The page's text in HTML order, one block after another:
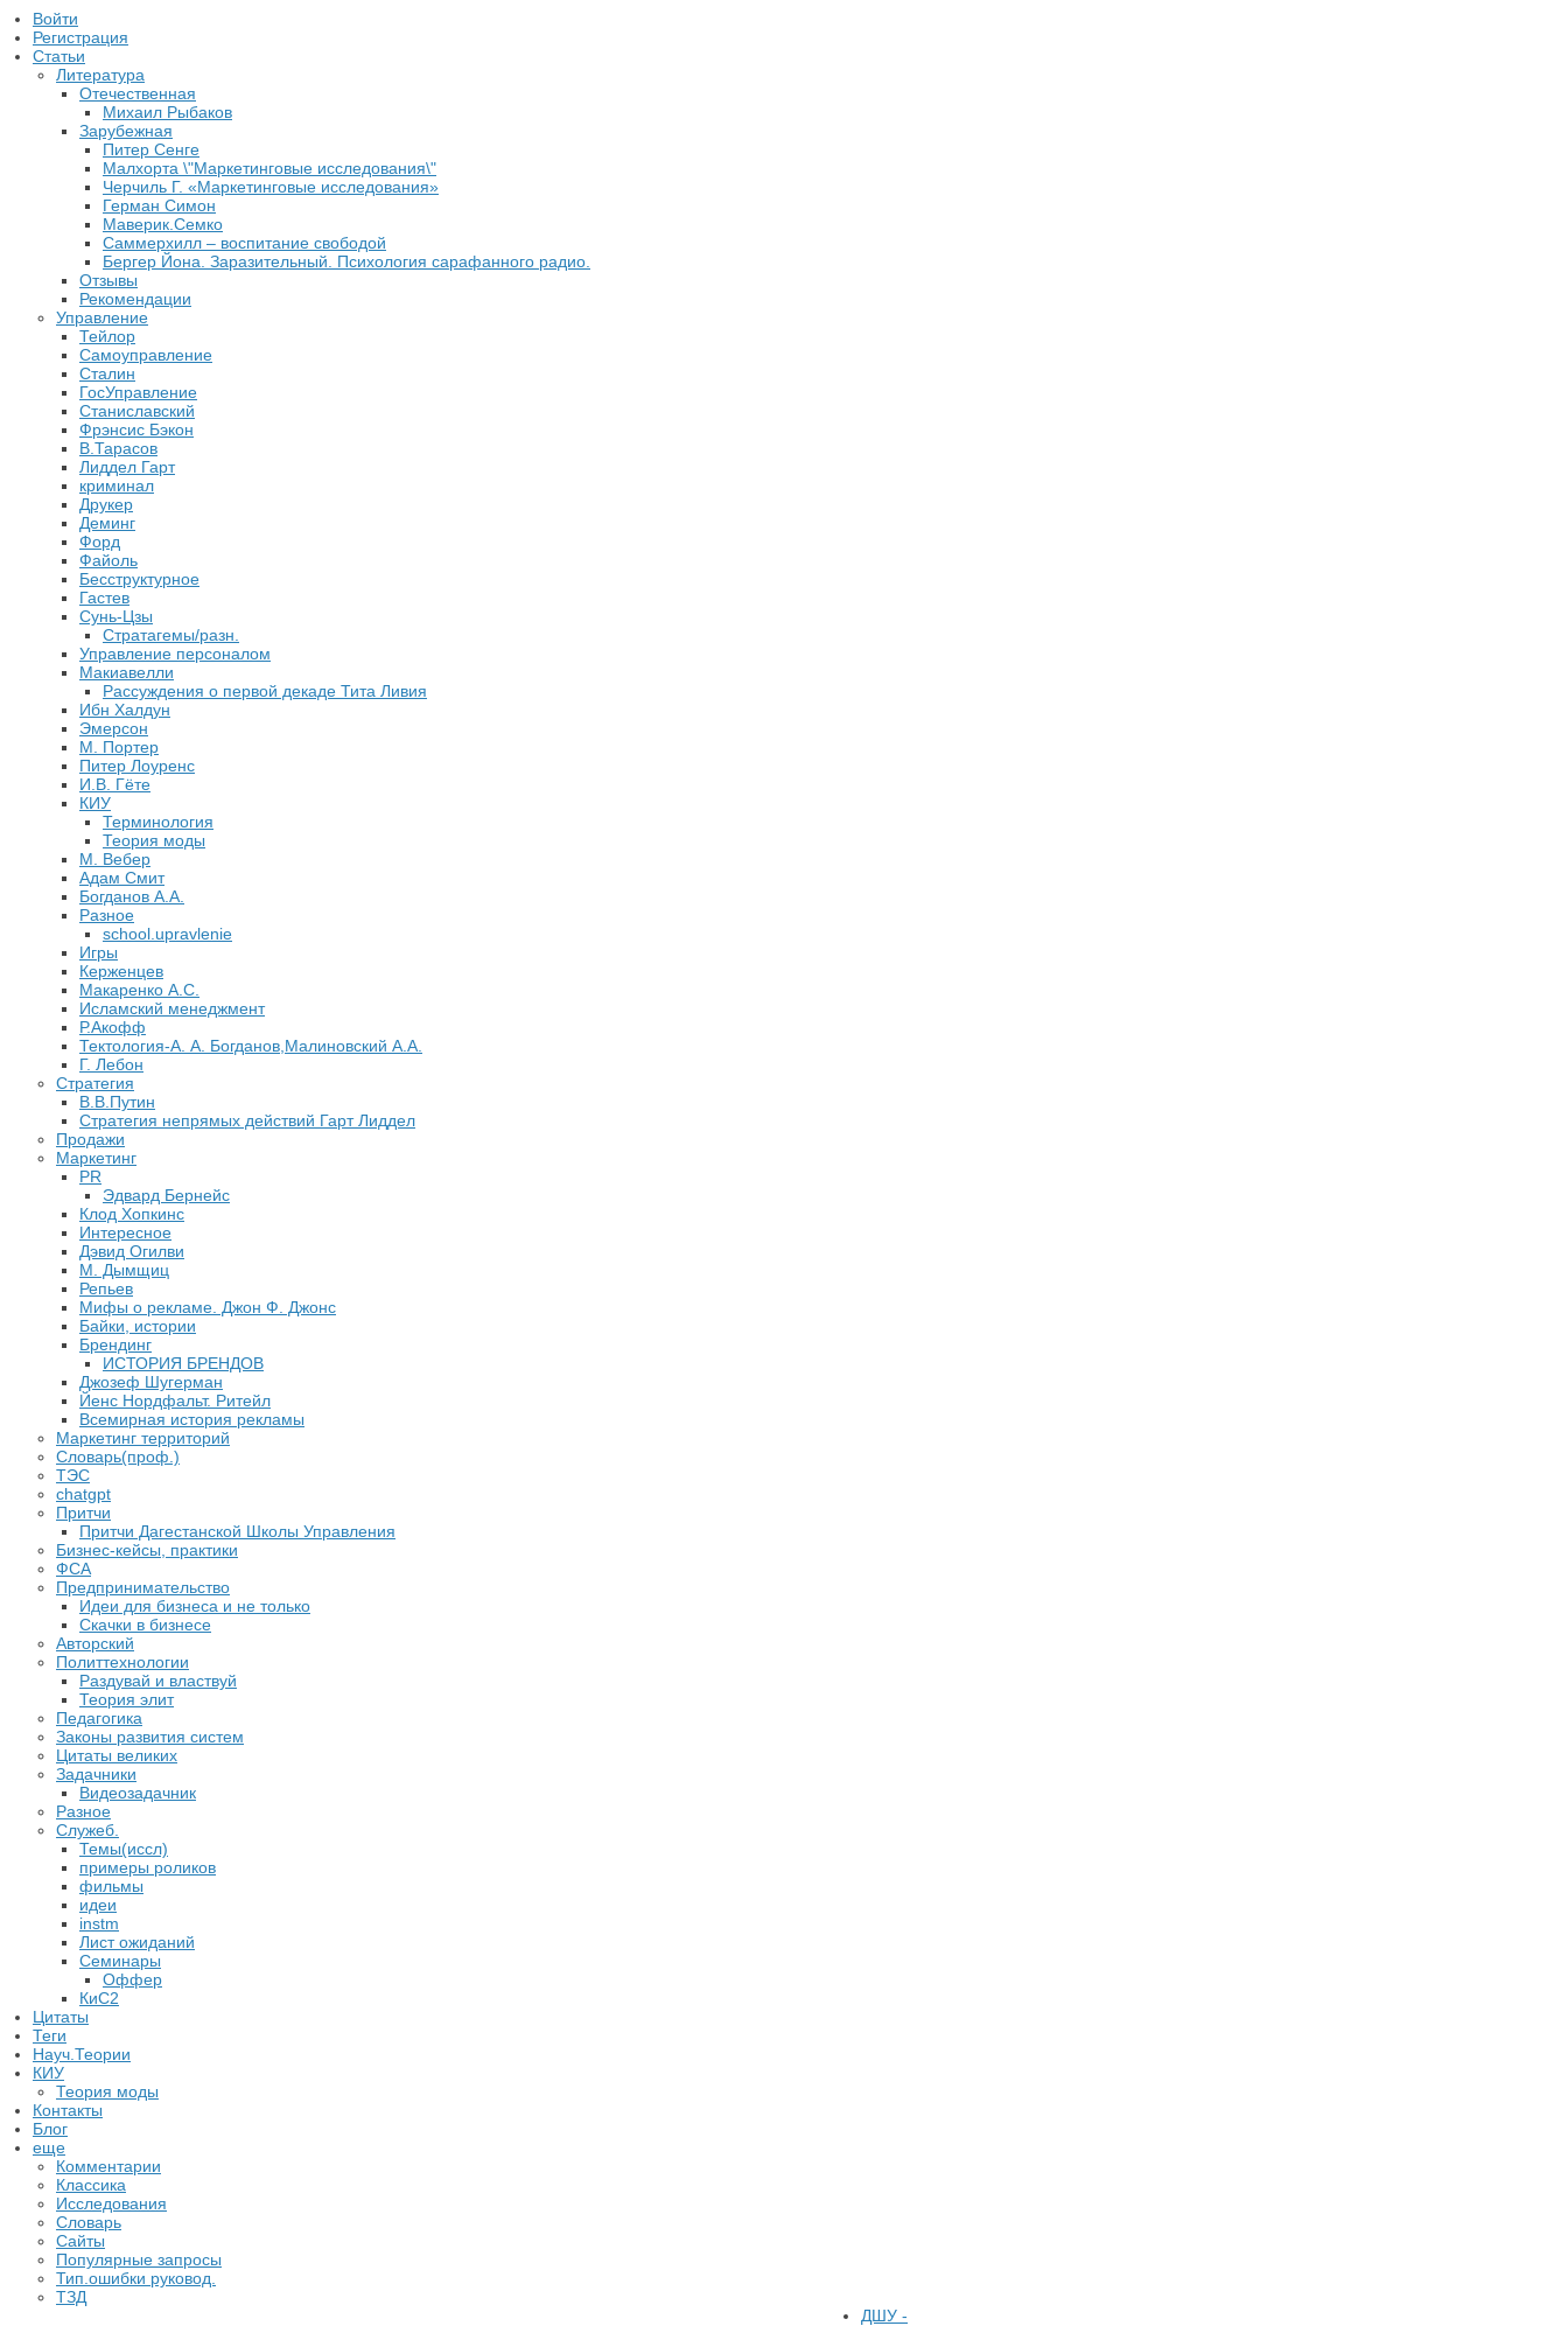
Войти
Регистрация
Статьи
Литература
Отечественная
Михаил Рыбаков
Зарубежная
Питер Сенге
Малхорта \"Маркетинговые исследования\"
Черчиль Г. «Маркетинговые исследования»
Герман Симон
Маверик.Семко
Саммерхилл – воспитание свободой
Бергер Йона. Заразительный. Психология сарафанного радио.
Отзывы
Рекомендации
Управление
Тейлор
Самоуправление
Сталин
ГосУправление
Станиславский
Фрэнсис Бэкон
В.Тарасов
Лиддел Гарт
криминал
Друкер
Деминг
Форд
Файоль
Бесструктурное
Гастев
Сунь-Цзы
Стратагемы/разн.
Управление персоналом
Макиавелли
Рассуждения о первой декаде Тита Ливия
Ибн Халдун
Эмерсон
М. Портер
Питер Лоуренс
И.В. Гёте
КИУ
Терминология
Теория моды
М. Вебер
Адам Смит
Богданов А.А.
Разное
school.upravlenie
Игры
Керженцев
Макаренко А.С.
Исламский менеджмент
Р.Акофф
Тектология-А. А. Богданов,Малиновский А.А.
​Г. Лебон
Стратегия
В.В.Путин
​Стратегия непрямых действий Гарт Лиддел
Продажи
Маркетинг
PR
Эдвард Бернейс
Клод Хопкинс
Интересное
Дэвид Огилви
М. Дымщиц
Репьев
Мифы о рекламе. Джон Ф. Джонс
Байки, истории
Брендинг
ИСТОРИЯ БРЕНДОВ
Джозеф Шугерман
​Йенс Нордфальт. Ритейл
Всемирная история рекламы
Маркетинг территорий
Словарь(проф.)
ТЭС
chatgpt
Притчи
Притчи Дагестанской Школы Управления
Бизнес-кейсы, практики
ФСА
Предпринимательство
Идеи для бизнеса и не только
Скачки в бизнесе
Авторский
Политтехнологии
Раздувай и властвуй
Теория элит
​Педагогика
Законы развития систем
Цитаты великих
Задачники
Видеозадачник
Разное
Служеб.
Темы(иссл)
примеры роликов
фильмы
идеи
instm
Лист ожиданий
Семинары
Оффер
КиС2
Цитаты
Теги
Науч.Теории
КИУ
Теория моды
Контакты
Блог
еще
Комментарии
Классика
Исследования
Словарь
Сайты
Популярные запросы
Тип.ошибки руковод.
ТЗД
ДШУ -